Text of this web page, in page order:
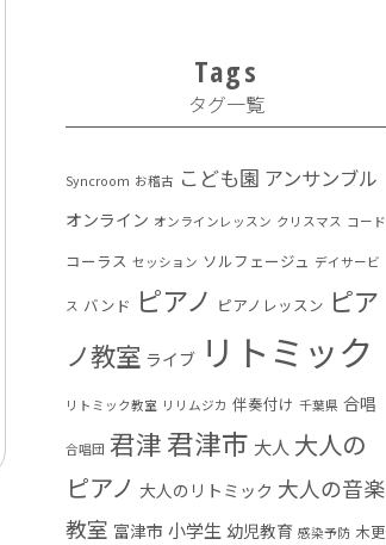
Tags
タグ一覧
Syncroom お稽古 こども園 アンサンブル
オンライン オンラインレッスン クリスマス コード
コーラス セッション ソルフェージュ デイサービ
ス バンド ピアノ ピアノレッスン ピア
ノ教室 ライブ リトミック
リトミック教室 リリムジカ 伴奏付け 千葉県 合唱
合唱団 君津君津市 大人 大人の
ピアノ 大人のリトミック 大人の音楽
教室 富津市 小学生 幼児教育 感染予防 木更